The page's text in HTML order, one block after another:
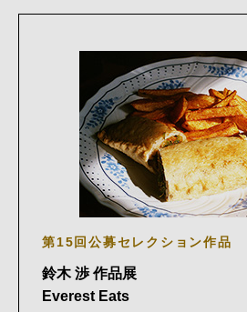
第15回公募セレクション作品
鈴木 渉 作品展
Everest Eats